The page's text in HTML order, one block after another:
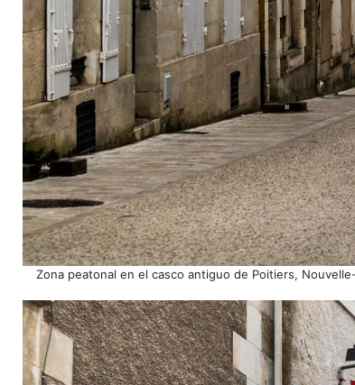
Zona peatonal en el casco antiguo de Poitiers,